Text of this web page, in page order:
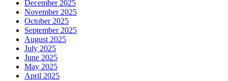
December 2025
November 2025
October 2025
September 2025
August 2025
July 2025
June 2025
May 2025
April 2025